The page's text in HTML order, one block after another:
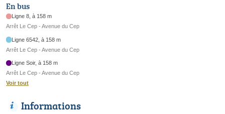
En bus
Ligne 8, à 158 m
Arrêt Le Cep - Avenue du Cep
Ligne 6542, à 158 m
Arrêt Le Cep - Avenue du Cep
Ligne Soir, à 158 m
Arrêt Le Cep - Avenue du Cep
Voir tout
Informations